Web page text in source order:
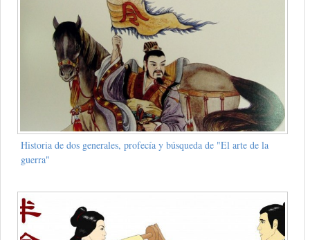
Historia de dos generales, profecía y búsqueda de "El arte de la
guerra"